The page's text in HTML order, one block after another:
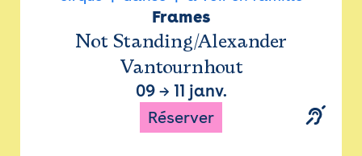
Frames
Not Standing/Alexander
Vantournhout
09→ 11 janv.
Réserver